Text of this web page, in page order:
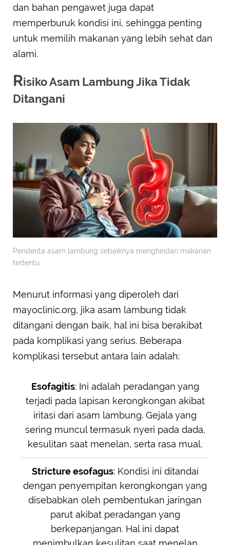
dan bahan pengawet juga dapat
memperburuk kondisi ini, sehingga penting
untuk memilih makanan yang lebih sehat dan
alami.
Risiko Asam Lambung Jika Tidak
Ditangani
Penderita asam lambung sebaiknya menghindari makanan
tertentu.
Menurut informasi yang diperoleh dari
mayoclinic.org, jika asam lambung tidak
ditangani dengan baik, hal ini bisa berakibat
pada komplikasi yang serius. Beberapa
komplikasi tersebut antara lain adalah:
Esofagitis: Ini adalah peradangan yang
terjadi pada lapisan kerongkongan akibat
iritasi dari asam lambung. Gejala yang
sering muncul termasuk nyeri pada dada,
kesulitan saat menelan, serta rasa mual.
Stricture esofagus: Kondisi ini ditandai
dengan penyempitan kerongkongan yang
disebabkan oleh pembentukan jaringan
parut akibat peradangan yang
berkepanjangan. Hal ini dapat